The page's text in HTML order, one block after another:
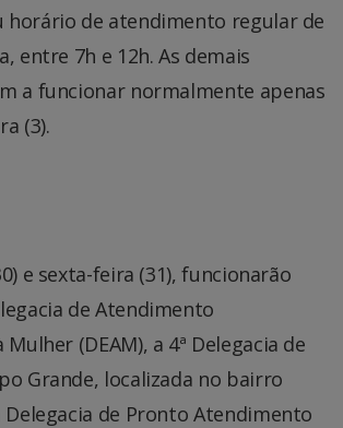
horário de atendimento regular de
entre 7h e 12h. As demais
a funcionar normalmente apenas
(3).
e sexta-feira (31), funcionarão
de Atendimento
Mulher (DEAM), a 4ª Delegacia de
Grande, localizada no bairro
Delegacia de Pronto Atendimento